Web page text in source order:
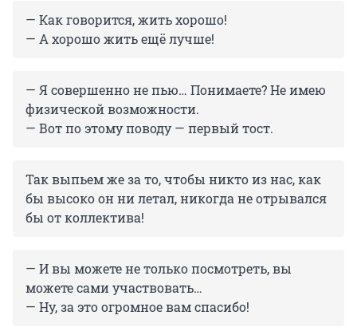
— Как говорится, жить хорошо!
— А хорошо жить ещё лучше!
— Я совершенно не пью… Понимаете? Не имею
физической возможности.
— Вот по этому поводу — первый тост.
Так выпьем же за то, чтобы никто из нас, как
бы высоко он ни летал, никогда не отрывался
бы от коллектива!
— И вы можете не только посмотреть, вы
можете сами участвовать…
— Ну, за это огромное вам спасибо!